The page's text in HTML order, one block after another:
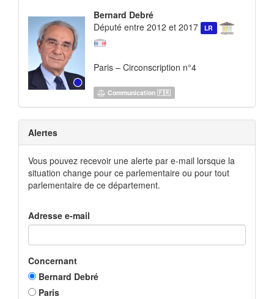
Bernard Debré
Député entre 2012 et 2017
LR
Paris – Circonscription n°4
Communication 🇫🇷
Alertes
Vous pouvez recevoir une alerte par e-mail lorsque la
situation change pour ce parlementaire ou pour tout
parlementaire de ce département.
Adresse e-mail
Concernant
Bernard Debré
Paris